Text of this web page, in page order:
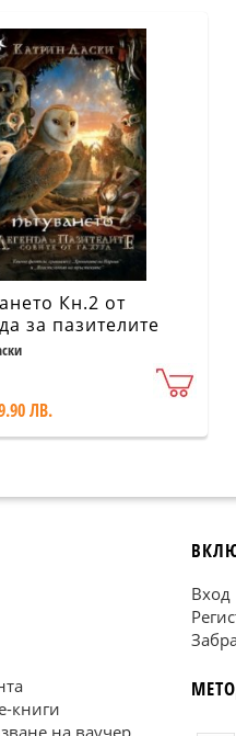
Кн.2 от
за пазителите
ЛВ.
книги
на ваучер
Вход